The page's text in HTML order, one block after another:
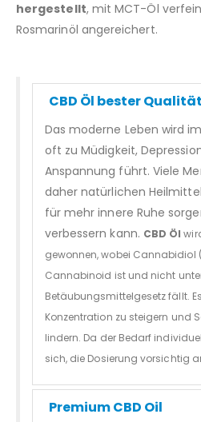
hergestellt, mit MCT-Öl
Rosmarinöl angereichert.
CBD Öl bester
Das moderne Leben wird
oft zu Müdigkeit,
Anspannung führt. Viele
daher natürlichen
für mehr innere Ruhe
verbessern kann. CBD Öl
gewonnen, wobei Cannabidiol
Cannabinoid ist und nicht
Betäubungsmittelgesetz fällt.
Konzentration zu steigern und
lindern. Da der Bedarf
sich, die Dosierung vorsichtig
Premium CBD Oil